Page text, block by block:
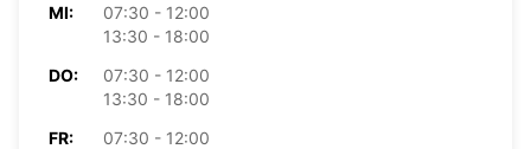
MI:
07:30 - 12:00
13:30 - 18:00
DO:
07:30 - 12:00
13:30 - 18:00
FR:
07:30 - 12:00